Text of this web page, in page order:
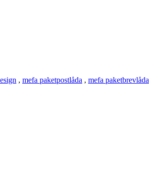
, mefa paketpostlåda , mefa paketbrevlåda